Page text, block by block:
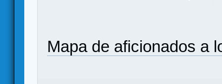
Mapa de aficionados a